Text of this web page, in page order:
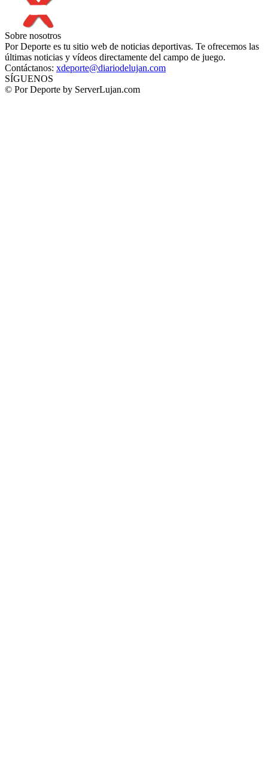
Sobre nosotros
Por Deporte es tu sitio web de noticias deportivas. Te ofrecemos las
últimas noticias y vídeos directamente del campo de juego.
Contáctanos: xdeporte@diariodelujan.com
SÍGUENOS
© Por Deporte by ServerLujan.com